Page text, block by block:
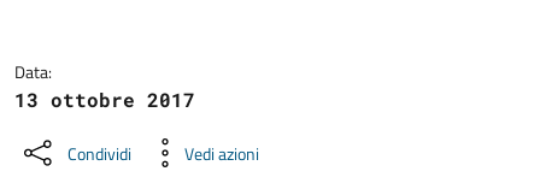
Data:
13 ottobre 2017
Condividi Vedi azioni